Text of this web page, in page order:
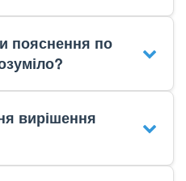
пояснення по
вирішення